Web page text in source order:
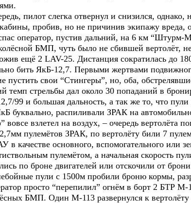
пилот слегка отвернул и снизился, однако,
пробив, но не причинив экипажу вреда,
оператор, пустив дальний, на 6 км
БМП, чуть было не сбившей вертолёт,
ещё 2 LAV-25. Дистанция сократилась до
бить ЯкБ-12,7. Первыми жертвами
свои “Стингеры”, но, оба,
темп стрельбы дал около 30 попаданий в
99 и большая дальность, а так же то, что
буквально, распиливали ЗРАК на
взлетел на воздух, – очередь вертолёта
пулемётов ЗРАК, по вертолёту били 7
качестве основного, вспомогательного или
пулемётом, а начальная скорость
по броне двигателей или отскочили от
пули с 1500м пробили броню кормы,
просто “перепилил” огнём в борт 2 БТР М-
БМП. Один М-113 развернулся к